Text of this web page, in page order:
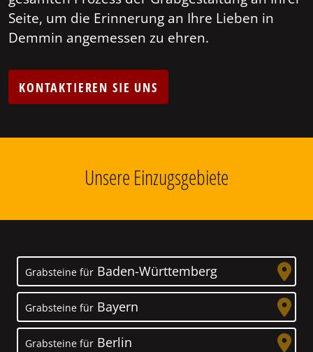
Seite, um die Erinnerung an Ihre Lieben in
Demmin angemessen zu ehren.
KONTAKTIEREN SIE UNS
Unsere Einzugsgebiete
Grabsteine für Baden-Württemberg
Grabsteine für Bayern
Grabsteine für Berlin